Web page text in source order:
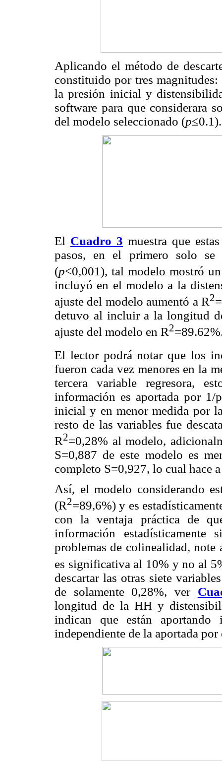
Aplicando el método de
constituido por tres
la presión inicial y
software para que considerara
del modelo seleccionado (p≤0.1).
El Cuadro 3 muestra que
pasos, en el primero solo
(p<0,001), tal modelo mostró
incluyó en el modelo a la
ajuste del modelo aumentó a R2
detuvo al incluir a la longitud
ajuste del modelo en R2
El lector podrá notar que los
fueron cada vez menores en la
tercera variable regresora,
información es aportada por
inicial y en menor medida por
resto de las variables fue
R2=0,28% al modelo,
S=0,887 de este modelo es
completo S=0,927, lo cual hace
Así, el modelo considerando
(R2=89,6%) y es
con la ventaja práctica de
información
problemas de colinealidad,
es significativa al 10% y no al
descartar las otras siete
de solamente 0,28%, ver
longitud de la HH y
indican que están
independiente de la aportada